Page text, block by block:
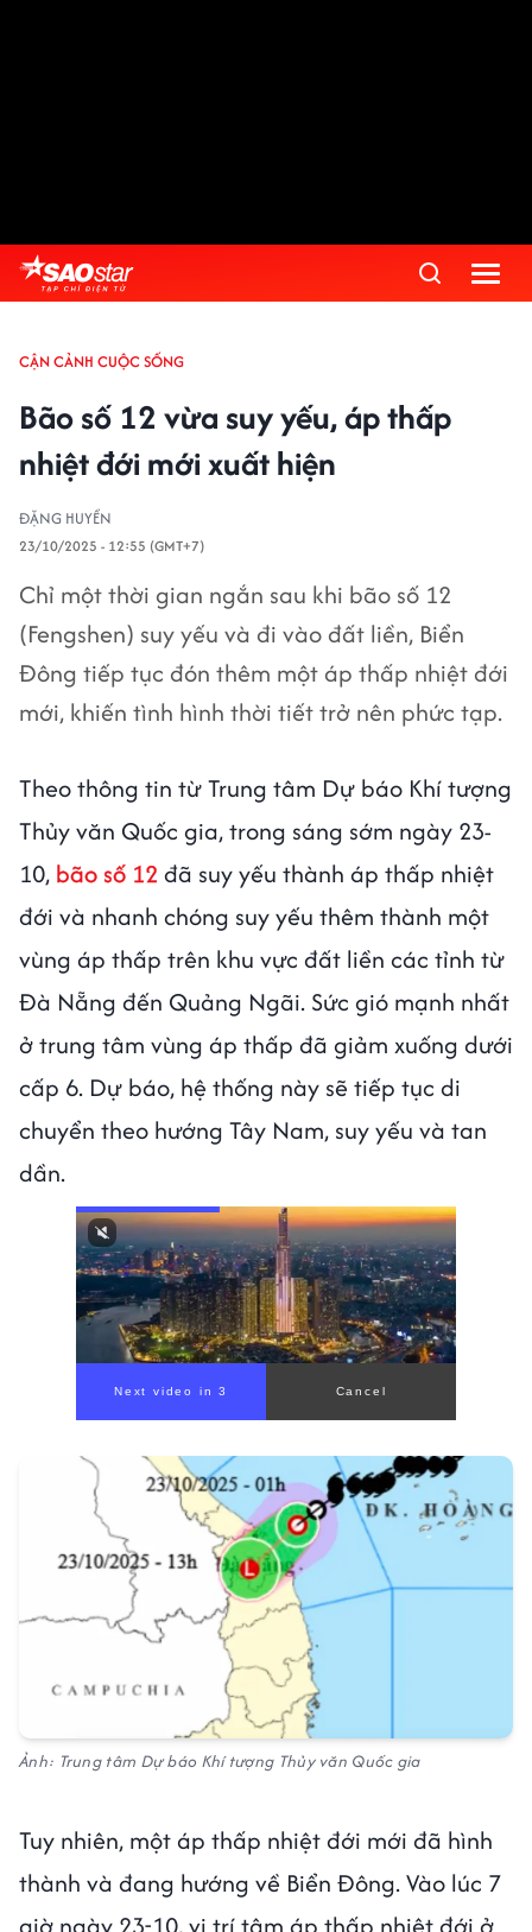
CẬN CẢNH CUỘC SỐNG
Bão số 12 vừa suy yếu, áp thấp
nhiệt đới mới xuất hiện
ĐẶNG HUYỀN
23/10/2025 - 12:55 (GMT+7)
Chỉ một thời gian ngắn sau khi bão số 12
(Fengshen) suy yếu và đi vào đất liền, Biển
Đông tiếp tục đón thêm một áp thấp nhiệt đới
mới, khiến tình hình thời tiết trở nên phức tạp.
Theo thông tin từ Trung tâm Dự báo Khí tượng
Thủy văn Quốc gia, trong sáng sớm ngày 23-
10, bão số 12 đã suy yếu thành áp thấp nhiệt
đới và nhanh chóng suy yếu thêm thành một
vùng áp thấp trên khu vực đất liền các tỉnh từ
Đà Nẵng đến Quảng Ngãi. Sức gió mạnh nhất
ở trung tâm vùng áp thấp đã giảm xuống dưới
cấp 6. Dự báo, hệ thống này sẽ tiếp tục di
chuyển theo hướng Tây Nam, suy yếu và tan
dần.
Next video in 1 Cancel
Ảnh: Trung tâm Dự báo Khí tượng Thủy văn Quốc gia
Tuy nhiên, một áp thấp nhiệt đới mới đã hình
thành và đang hướng về Biển Đông. Vào lúc 7